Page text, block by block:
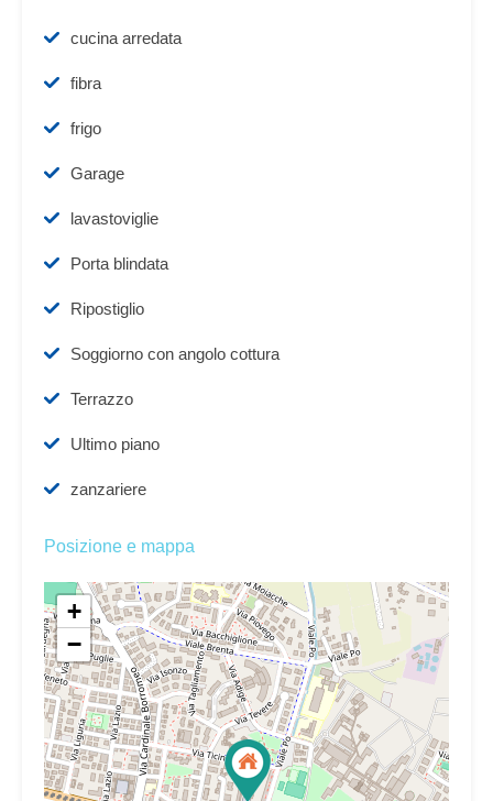
cucina arredata
fibra
frigo
Garage
lavastoviglie
Porta blindata
Ripostiglio
Soggiorno con angolo cottura
Terrazzo
Ultimo piano
zanzariere
Posizione e mappa
+
−